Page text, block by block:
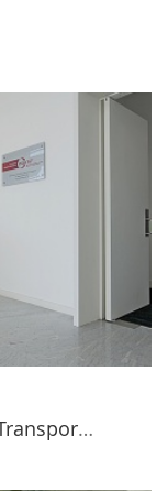
Inst. Superior Gestão Logística e Transportes - Luanda